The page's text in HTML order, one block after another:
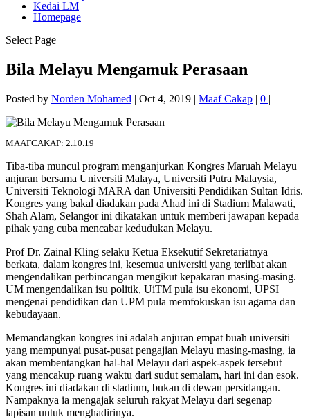
Kedai LM
Homepage
Select Page
Bila Melayu Mengamuk Perasaan
Posted by Norden Mohamed | Oct 4, 2019 | Maaf Cakap | 0 |
MAAFCAKAP: 2.10.19
Tiba-tiba muncul program menganjurkan Kongres Maruah Melayu
anjuran bersama Universiti Malaya, Universiti Putra Malaysia,
Universiti Teknologi MARA dan Universiti Pendidikan Sultan Idris.
Kongres yang bakal diadakan pada Ahad ini di Stadium Malawati,
Shah Alam, Selangor ini dikatakan untuk memberi jawapan kepada
pihak yang cuba mencabar kedudukan Melayu.
Prof Dr. Zainal Kling selaku Ketua Eksekutif Sekretariatnya
berkata, dalam kongres ini, kesemua universiti yang terlibat akan
mengendalikan perbincangan mengikut kepakaran masing-masing.
UM mengendalikan isu politik, UiTM pula isu ekonomi, UPSI
mengenai pendidikan dan UPM pula memfokuskan isu agama dan
kebudayaan.
Memandangkan kongres ini adalah anjuran empat buah universiti
yang mempunyai pusat-pusat pengajian Melayu masing-masing, ia
akan membentangkan hal-hal Melayu dari aspek-aspek tersebut
yang mencakup ruang waktu dari sudut semalam, hari ini dan esok.
Kongres ini diadakan di stadium, bukan di dewan persidangan.
Nampaknya ia mengajak seluruh rakyat Melayu dari segenap
lapisan untuk menghadirinya.